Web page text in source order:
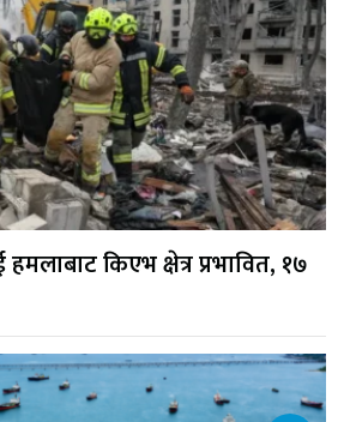
किएभ क्षेत्र प्रभावित, १७